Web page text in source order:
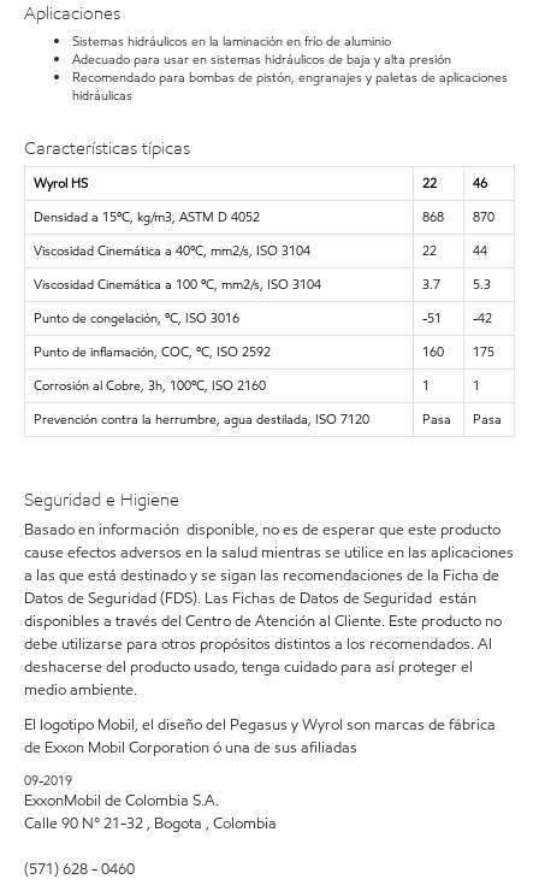
Aplicaciones
Sistemas hidráulicos en la laminación en frío de aluminio
Adecuado para usar en sistemas hidráulicos de baja y alta presión
Recomendado para bombas de pistón, engranajes y paletas de aplicaciones
hidráulicas
Características típicas
Wyrol HS 22
46
Densidad a 15ºC, kg/m3, ASTM D 4052
868
870
Viscosidad Cinemática a 40ºC, mm2/s, ISO 3104
22
44
Viscosidad Cinemática a 100 ºC, mm2/s, ISO 3104
3.7
5.3
Punto de congelación, ºC, ISO 3016
-51
-42
Punto de inflamación, COC, ºC, ISO 2592
160
175
Corrosión al Cobre, 3h, 100ºC, ISO 2160
1
1
Prevención contra la herrumbre, agua destilada, ISO 7120
Pasa Pasa
Seguridad e Higiene
Basado en información disponible, no es de esperar que este producto
cause efectos adversos en la salud mientras se utilice en las aplicaciones
a las que está destinado y se sigan las recomendaciones de la Ficha de
Datos de Seguridad (FDS). Las Fichas de Datos de Seguridad están
disponibles a través del Centro de Atención al Cliente. Este producto no
debe utilizarse para otros propósitos distintos a los recomendados. Al
deshacerse del producto usado, tenga cuidado para así proteger el
medio ambiente.
El logotipo Mobil, el diseño del Pegasus y Wyrol son marcas de fábrica
de Exxon Mobil Corporation ó una de sus afiliadas
09-2019
ExxonMobil de Colombia S.A.
Calle 90 N° 21-32 , Bogota , Colombia
(571) 628 - 0460